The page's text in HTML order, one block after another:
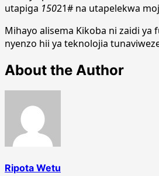
utapiga 15021# na utapelekwa
Mihayo alisema Kikoba ni zaidi
nyenzo hii ya teknolojia
About the Author
Ripota Wetu